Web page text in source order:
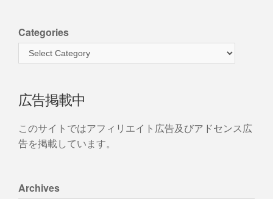
Categories
広告掲載中
このサイトではアフィリエイト広告及びアドセンス広
告を掲載しています。
Archives